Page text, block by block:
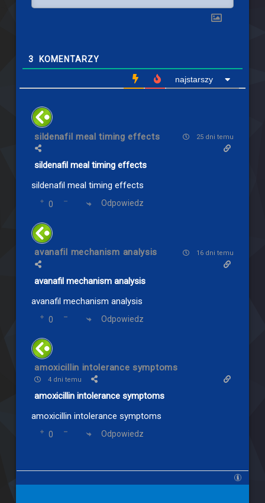
3 KOMENTARZY
najstarszy
sildenafil meal timing effects 25 dni temu
sildenafil meal timing effects
sildenafil meal timing effects
0 Odpowiedz
avanafil mechanism analysis 16 dni temu
avanafil mechanism analysis
avanafil mechanism analysis
0 Odpowiedz
amoxicillin intolerance symptoms
4 dni temu
amoxicillin intolerance symptoms
amoxicillin intolerance symptoms
0 Odpowiedz